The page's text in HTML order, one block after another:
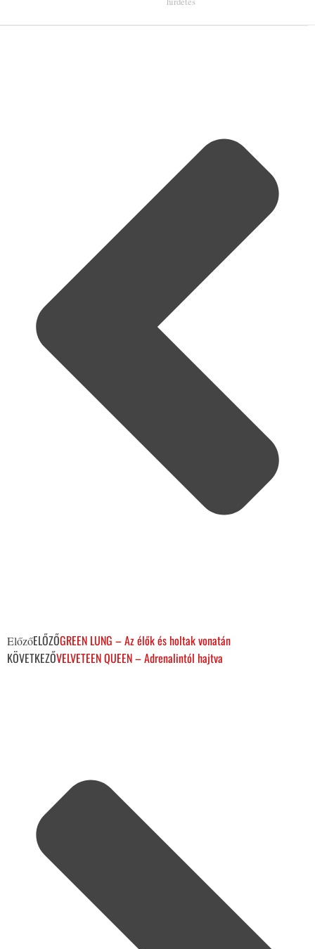
ElőzőELŐZŐGREEN LUNG – Az élők és holtak vonatán
KÖVETKEZŐVELVETEEN QUEEN – Adrenalintól hajtva